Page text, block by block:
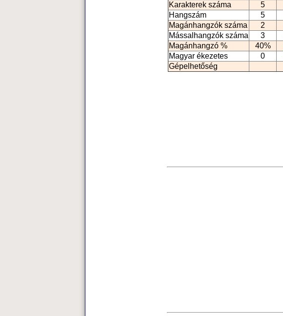
Karakterek száma
5
Hangszám
5
Magánhangzók száma
2
Mássalhangzók száma
3
Magánhangzó %
40%
Magyar ékezetes
0
Gépelhetőség